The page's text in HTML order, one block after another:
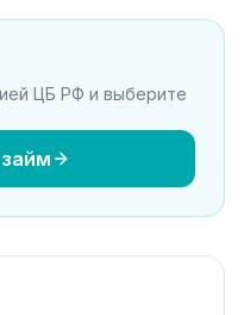
ЦБ РФ и выберите